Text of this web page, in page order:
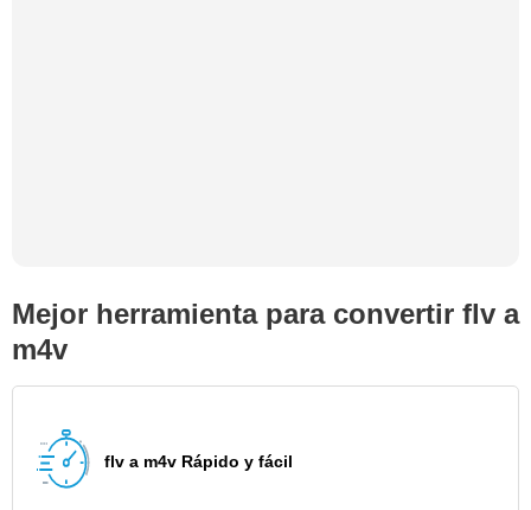
Mejor herramienta para convertir flv a
m4v
flv a m4v Rápido y fácil